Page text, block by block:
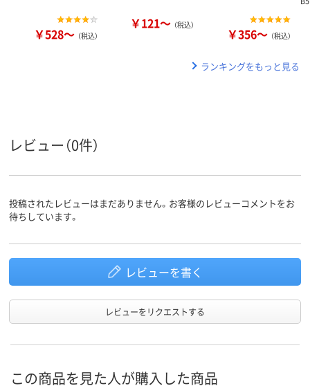
￥528～ （税込）
￥121～ （税込）
￥356～ （税込）
ランキングをもっと見る
レビュー（0件）
投稿されたレビューはまだありません。お客様のレビューコメントをお
待ちしています。
レビューを書く
レビューをリクエストする
この商品を見た人が購入した商品